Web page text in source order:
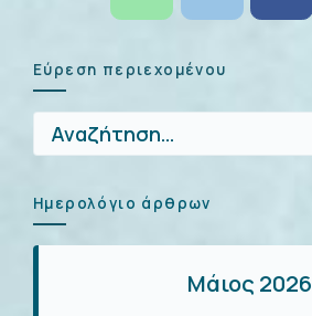
Εύρεση περιεχομένου
Αναζήτηση
για:
Ημερολόγιο άρθρων
Μάιος 2026